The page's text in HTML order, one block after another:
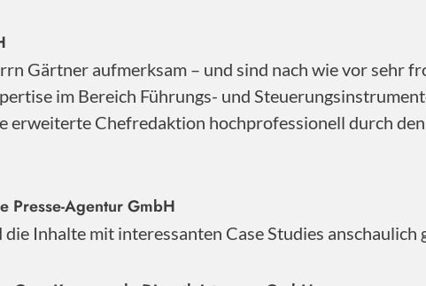
Gärtner aufmerksam – und sind nach wie vor sehr
im Bereich Führungs- und
erweiterte Chefredaktion hochprofessionell durch
Presse-Agentur GmbH
Inhalte mit interessanten Case Studies anschaulich